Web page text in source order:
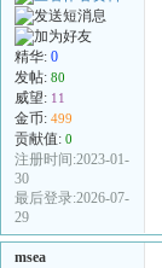
精华: 0
发帖: 80
威望: 11
金币: 499
贡献值: 0
注册时间:2023-01-
30
最后登录:2026-07-
29
msea